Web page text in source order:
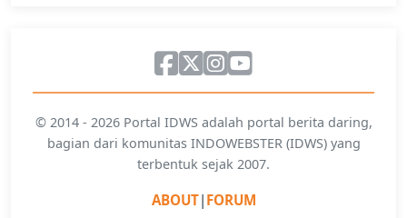
© 2014 - 2026 Portal IDWS adalah portal berita daring,
bagian dari komunitas INDOWEBSTER (IDWS) yang
terbentuk sejak 2007.
ABOUT| FORUM